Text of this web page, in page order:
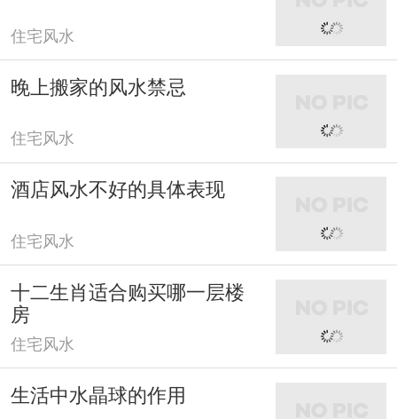
住宅风水
晚上搬家的风水禁忌
住宅风水
酒店风水不好的具体表现
住宅风水
十二生肖适合购买哪一层楼
房
住宅风水
生活中水晶球的作用